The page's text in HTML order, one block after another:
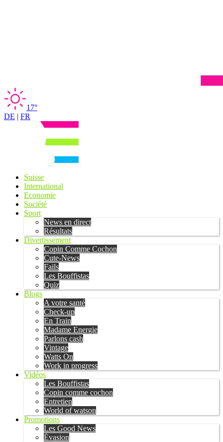
17°
DE | FR
Suisse
International
Economie
Société
Sport
News en direct
Résultats
Divertissement
Copin Comme Cochon
Cute-News
Fails
Les Bouffistas
Quiz
Blogs
A votre santé
Check-up
En Train
Madame Energie
Parlons cash
Vintage
Watts On
Work in progress
Vidéos
Les Bouffistas
Copin comme cochon
Entretien
World of watson
Promotions
Les Good News
Évasion